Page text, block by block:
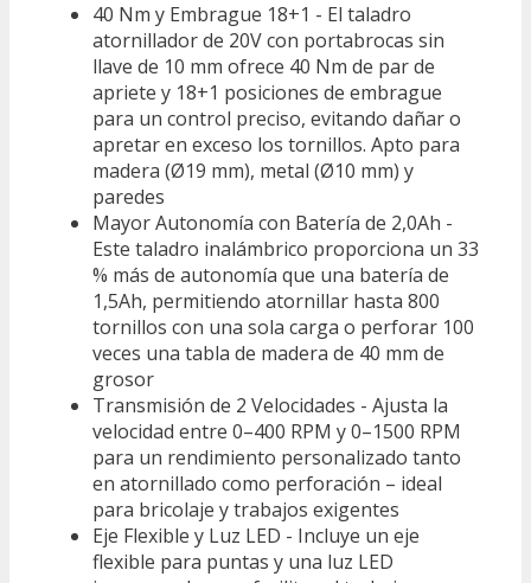
40 Nm y Embrague 18+1 - El taladro
atornillador de 20V con portabrocas sin
llave de 10 mm ofrece 40 Nm de par de
apriete y 18+1 posiciones de embrague
para un control preciso, evitando dañar o
apretar en exceso los tornillos. Apto para
madera (Ø19 mm), metal (Ø10 mm) y
paredes
Mayor Autonomía con Batería de 2,0Ah -
Este taladro inalámbrico proporciona un 33
% más de autonomía que una batería de
1,5Ah, permitiendo atornillar hasta 800
tornillos con una sola carga o perforar 100
veces una tabla de madera de 40 mm de
grosor
Transmisión de 2 Velocidades - Ajusta la
velocidad entre 0–400 RPM y 0–1500 RPM
para un rendimiento personalizado tanto
en atornillado como perforación – ideal
para bricolaje y trabajos exigentes
Eje Flexible y Luz LED - Incluye un eje
flexible para puntas y una luz LED